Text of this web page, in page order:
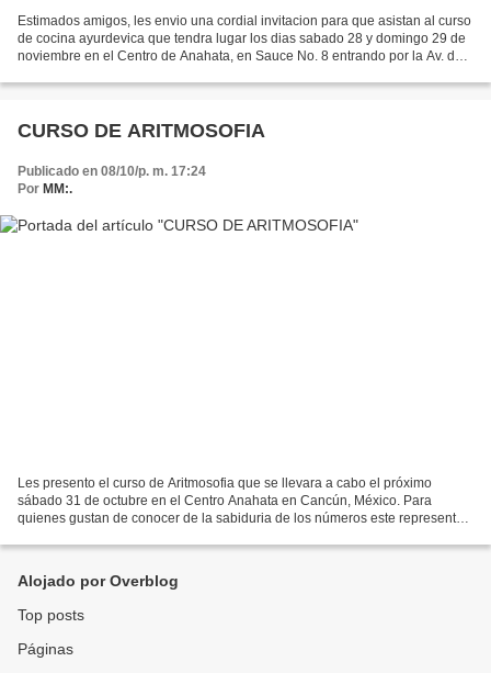
Estimados amigos, les envio una cordial invitacion para que asistan al curso
de cocina ayurdevica que tendra lugar los dias sabado 28 y domingo 29 de
noviembre en el Centro de Anahata, en Sauce No. 8 entrando por la Av. del
CURSO DE ARITMOSOFIA
Publicado en 08/10/p. m. 17:24
Por MM:.
Les presento el curso de Aritmosofia que se llevara a cabo el próximo
sábado 31 de octubre en el Centro Anahata en Cancún, México. Para
quienes gustan de conocer de la sabiduria de los números este representa
Alojado por Overblog
Top posts
Páginas